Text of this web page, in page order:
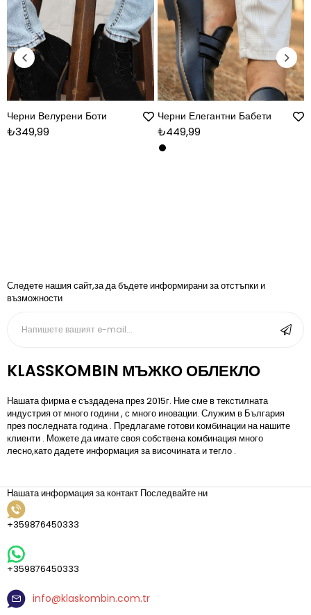
Черни Велурени Боти
₺349,99
Черни Елегантни Бабети
₺449,99
Следете нашия сайт,за да бъдете информирани за отстъпки и
възможности
KLASSKOMBIN МЪЖКО ОБЛЕКЛО
Нашата фирма е създадена през 2015г. Ние сме в текстилната
индустрия от много години , с много иновации. Служим в България
през последната година . Предлагаме готови комбинации на нашите
клиенти . Можете да имате своя собствена комбинация много
лесно,като дадете информация за височината и тегло .
Нашата информация за контакт
+359876450333
+359876450333
info@klaskombin.com.tr
Последвайте ни